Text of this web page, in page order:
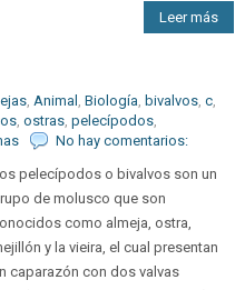
Leer más
, Animal , Biología, bivalvos, c,
, ostras, pelecípodos,
No hay comentarios:
pelecípodos o bivalvos son un
de molusco que son
como almeja, ostra,
y la vieira, el cual presentan
caparazón con dos valvas